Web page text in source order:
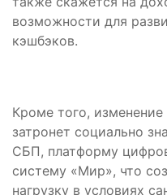
возможности для
кэшбэков.
Кроме того,
затронет социально
СБП, платформу
систему «Мир», что
нагрузку в условиях